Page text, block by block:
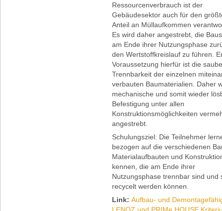
Ressourcenverbrauch ist der
Gebäudesektor auch für den
Anteil an Müllaufkommen
Es wird daher angestrebt, die
am Ende ihrer Nutzungsphase
den Wertstoffkreislauf zu führen.
Voraussetzung hierfür ist die
Trennbarkeit der einzelnen
verbauten Baumaterialien. Daher
mechanische und somit wieder
Befestigung unter allen
Konstruktionsmöglichkeiten
angestrebt.
Schulungsziel: Die Teilnehmer
bezogen auf die verschiedenen
Materialaufbauten und
kennen, die am Ende ihrer
Nutzungsphase trennbar sind und
recycelt werden können.
Link: Aufbau- und